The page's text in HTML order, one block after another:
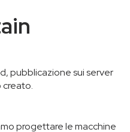
pubblicazione sui server
progettare le macchine